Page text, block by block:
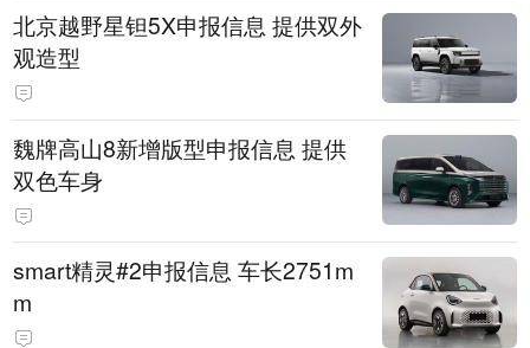
北京越野星钽5X申报信息 提供双外
观造型
魏牌高山8新增版型申报信息 提供
双色车身
smart精灵#2申报信息 车长2751m
m